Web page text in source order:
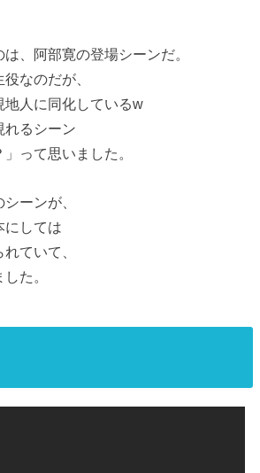
、阿部寛の登場シーンだ。
なのだが、
地人に同化しているw
れるシーン
って思いました。
ーンが、
にしては
ていて、
た。